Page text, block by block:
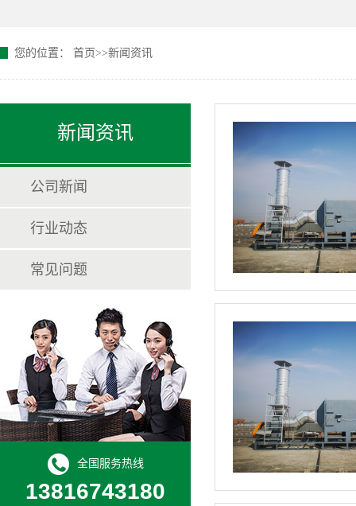
您的位置： 首页>>新闻资讯
新闻资讯
公司新闻
行业动态
常见问题
全国服务热线
13816743180